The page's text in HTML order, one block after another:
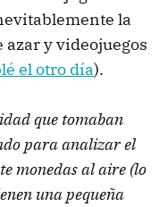
la
y videojuegos
el otro día).
que tomaban
para analizar el
monedas al aire (lo
una pequeña